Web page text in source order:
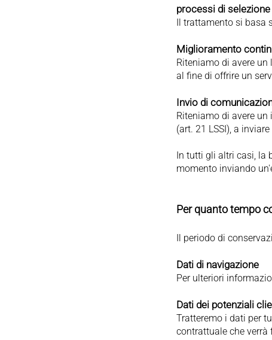
processi di selezione
Il trattamento si basa
Miglioramento
Riteniamo di avere
al fine di offrire un
Invio di
Riteniamo di avere
(art. 21 LSSI), a
In tutti gli altri casi, la
momento inviando
Per quanto tempo
Il periodo di
Dati di navigazione
Per ulteriori
Dati dei potenziali
Tratteremo i dati per
contrattuale che